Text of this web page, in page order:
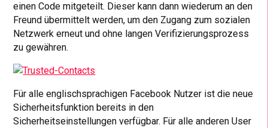
einen Code mitgeteilt. Dieser kann dann wiederum an den
Freund übermittelt werden, um den Zugang zum sozialen
Netzwerk erneut und ohne langen Verifizierungsprozess
zu gewähren.
Für alle englischsprachigen Facebook Nutzer ist die neue
Sicherheitsfunktion bereits in den
Sicherheitseinstellungen verfügbar. Für alle anderen User